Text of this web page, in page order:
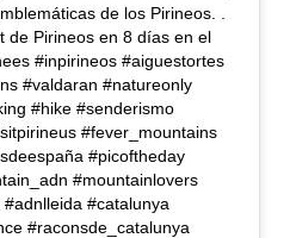
de los Pirineos. .
de Pirineos en 8 días en el
#inpirineos #aiguestortes
#valdaran #natureonly
#hike #senderismo
#fever_mountains
#picoftheday
#mountainlovers
#catalunya
#raconsde_catalunya